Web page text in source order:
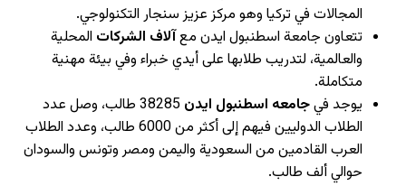
المجالات في تركيا وهو مركز عزيز سنجار التكنولوجي.
تتعاون جامعة اسطنبول ايدن معآلاف الشركات المحلية
والعالمية، لتدريب طلابها على أيدي خبراء وفي بيئة مهنية
متكاملة.
يوجد فيجامعه اسطنبول ايدن
38285 طالب، وصل عدد
الطلاب الدوليين فيهم إلى أكثر من 6000 طالب، وعدد الطلاب
العرب القادمين من السعودية واليمن ومصر وتونس والسودان
حوالي ألف طالب.